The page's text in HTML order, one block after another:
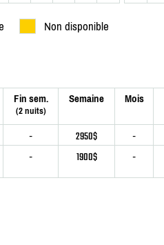
Non disponible
Fin sem.
(2 nuits)
Semaine Mois
- 2950$ -
- 1900$ -